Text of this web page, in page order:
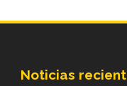
Noticias